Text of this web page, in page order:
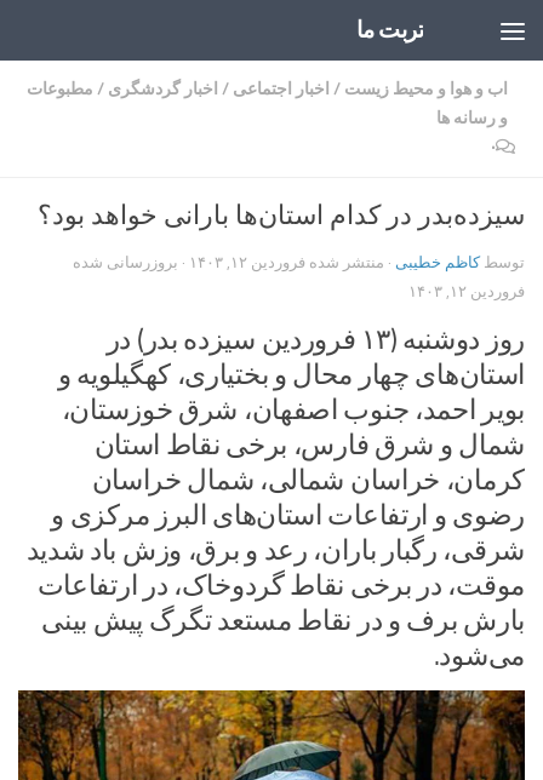
تربت ما
اب و هوا و محیط زیست / اخبار اجتماعی / اخبار گردشگری / مطبوعات
و رسانه ها
۰
سیزده‌بدر در کدام استان‌ها بارانی خواهد بود؟
توسطکاظم خطیبی · منتشر شده فروردین ۱۲, ۱۴۰۳
· بروزرسانی شده
فروردین ۱۲, ۱۴۰۳
روز دوشنبه (۱۳ فروردین سیزده بدر) در
استان‌های چهار محال و بختیاری، کهگیلویه و
بویر احمد، جنوب اصفهان، شرق خوزستان،
شمال و شرق فارس، برخی نقاط استان
کرمان، خراسان شمالی، شمال خراسان
رضوی و ارتفاعات استان‌های البرز مرکزی و
شرقی، رگبار باران، رعد و برق، وزش باد شدید
موقت، در برخی نقاط گردوخاک، در ارتفاعات
بارش برف و در نقاط مستعد تگرگ پیش‌ بینی
می‌شود.